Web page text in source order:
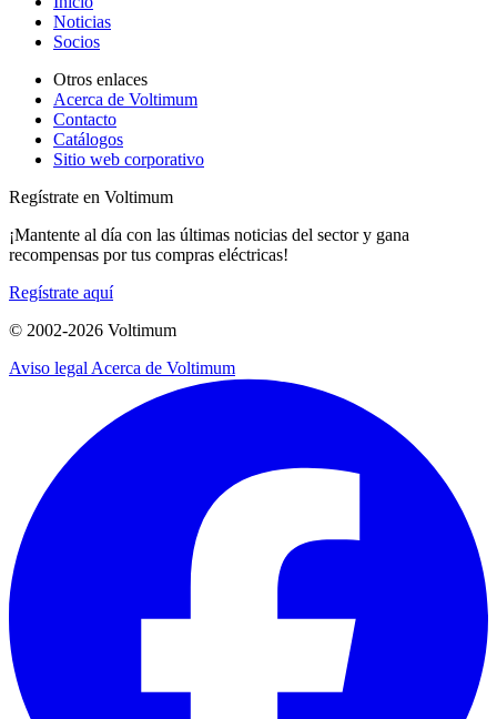
Noticias
Socios
Otros enlaces
Acerca de Voltimum
Contacto
Catálogos
Sitio web corporativo
Regístrate en Voltimum
¡Mantente al día con las últimas noticias del sector y gana
recompensas por tus compras eléctricas!
Regístrate aquí
© 2002-2026 Voltimum
Aviso legal Acerca de Voltimum